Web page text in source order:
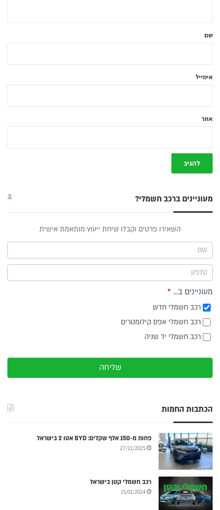
ל
שם
אימייל
אתר
מעוניינים ברכב חשמלי?
תפריט
צד
השאירו פרטים וקבלו שיחת ייעוץ מותאמת אישית
מעוניינים ב... *
רכב חשמלי חדש
רכב חשמלי אפס קילומטרים
רכב חשמלי יד שניה
שליחה
הכתבות החמות
פחות מ-150 אלף שקלים: BYD אטו 2 בישראל
27/11/2025
רכב חשמלי קטן בישראל
15/01/2024